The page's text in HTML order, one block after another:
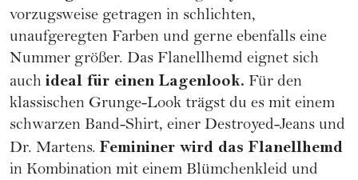
vorzugsweise getragen in schlichten,
unaufgeregten Farben und gerne ebenfalls eine
Nummer größer. Das Flanellhemd eignet sich
auch ideal für einen Lagenlook. Für den
klassischen Grunge-Look trägst du es mit einem
schwarzen Band-Shirt, einer Destroyed-Jeans und
Dr. Martens. Femininer wird das Flanellhemd
in Kombination mit einem Blümchenkleid und